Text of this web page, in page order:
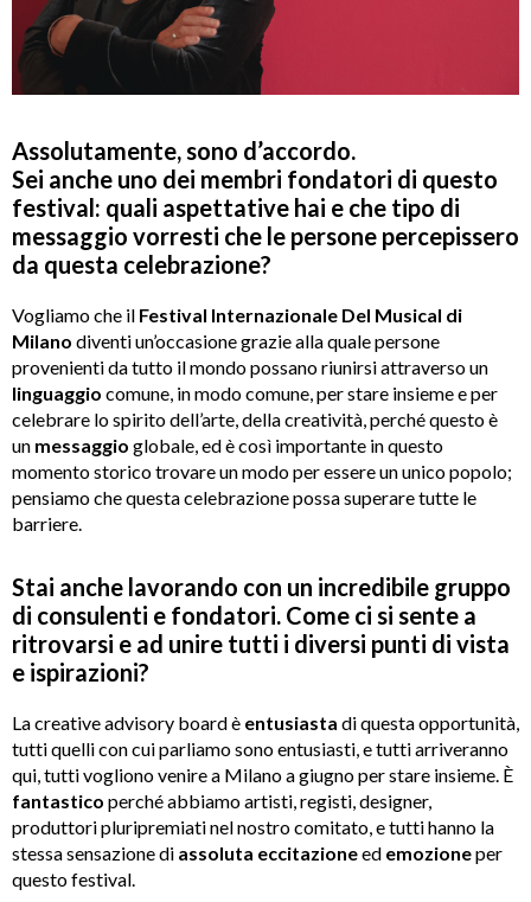
Assolutamente, sono d’accordo.
Sei anche uno dei membri fondatori di questo
festival: quali aspettative hai e che tipo di
messaggio vorresti che le persone percepissero
da questa celebrazione?
Vogliamo che il Festival Internazionale Del Musical di
Milano diventi un’occasione grazie alla quale persone
provenienti da tutto il mondo possano riunirsi attraverso un
linguaggio comune, in modo comune, per stare insieme e per
celebrare lo spirito dell’arte, della creatività, perché questo è
un messaggio globale, ed è così importante in questo
momento storico trovare un modo per essere un unico popolo;
pensiamo che questa celebrazione possa superare tutte le
barriere.
Stai anche lavorando con un incredibile gruppo
di consulenti e fondatori. Come ci si sente a
ritrovarsi e ad unire tutti i diversi punti di vista
e ispirazioni?
La creative advisory board è entusiasta di questa opportunità,
tutti quelli con cui parliamo sono entusiasti, e tutti arriveranno
qui, tutti vogliono venire a Milano a giugno per stare insieme. È
fantastico perché abbiamo artisti, registi, designer,
produttori pluripremiati nel nostro comitato, e tutti hanno la
stessa sensazione di assoluta eccitazioneed emozioneper
questo festival.